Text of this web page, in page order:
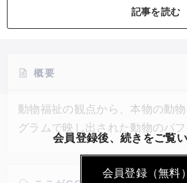
記事を読む
概要
動物福祉の観点から、本物の動
グラムで映し出された動物のパ
イツのサーカス団体の取り組み
像に変えてから、初年度だけで
会員登録後、続きをご覧
会員登録（無料）